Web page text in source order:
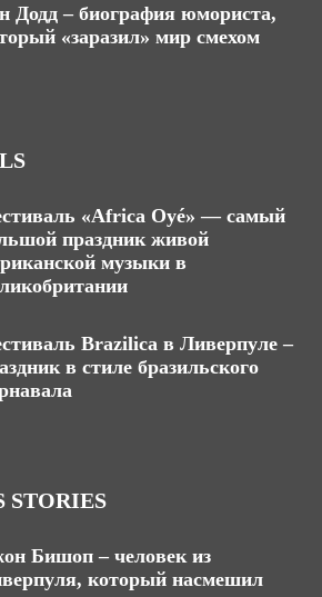
Додд – биография юмориста,
«заразил» мир смехом
«Africa Oyé» — самый
праздник живой
музыки в
Brazilica в Ливерпуле –
в стиле бразильского
STORIES
Бишоп – человек из
который насмешил